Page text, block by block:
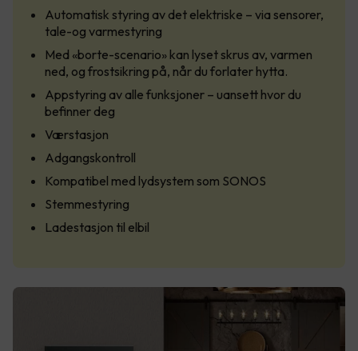
Automatisk styring av det elektriske – via sensorer,
tale-og varmestyring
Med «borte-scenario» kan lyset skrus av, varmen
ned, og frostsikring på, når du forlater hytta.
Appstyring av alle funksjoner – uansett hvor du
befinner deg
Værstasjon
Adgangskontroll
Kompatibel med lydsystem som SONOS
Stemmestyring
Ladestasjon til elbil